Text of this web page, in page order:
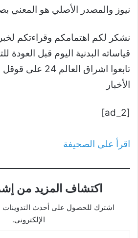
نيوز والمصدر الأصلي هو المعني
نشكر لكم اهتمامكم وقراءتكم
قياساته البدنية اليوم قبل العودة
تابعوا اشراق
الأخبار
[ad_2]
اقرأ على الصحيفة
اكتشاف المزيد من
اشترك للحصول على أحدث التدوينات
الإلكتروني.
كتابة بريدك الإلكتروني...